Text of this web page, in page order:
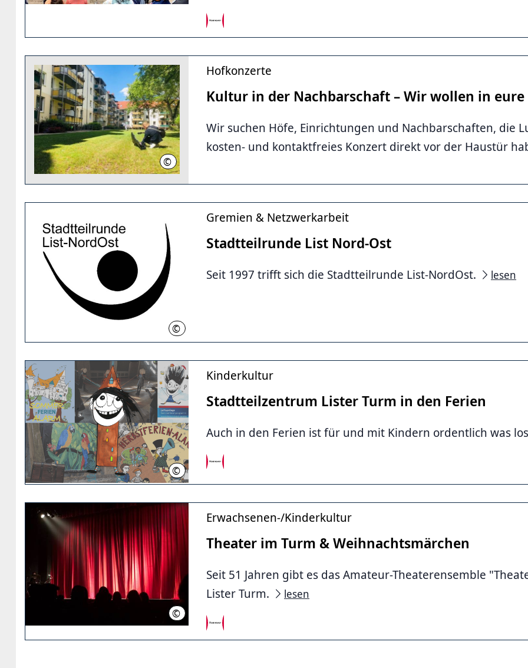
© STZ Lister Turm
Hofkonzerte
Kultur in der Nachbarschaft – Wir wollen in eure
Wir suchen Höfe, Einrichtungen und Nachbarschaften, die
kosten- und kontaktfreies Konzert direkt vor der Haustür
© Stadtteilrunde List-NordOst
Gremien & Netzwerkarbeit
Stadtteilrunde List Nord-Ost
Seit 1997 trifft sich die Stadtteilrunde List-NordOst. lesen
© LHH
Kinderkultur
Stadtteilzentrum Lister Turm in den Ferien
Auch in den Ferien ist für und mit Kindern ordentlich was
© Pexels
Erwachsenen-/Kinderkultur
Theater im Turm & Weihnachtsmärchen
Seit 51 Jahren gibt es das Amateur-Theaterensemble
Lister Turm.
lesen